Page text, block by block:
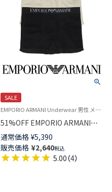
SALE
EMPORIO ARMANI Underwear 男性 メンズ 下着 パンツ ブランド 父の日ギフト 父の日プレゼント 2024
51%OFF EMPORIO ARMANI
SEAMLESS シームレス ボクサ
ーパンツ 前閉じ EUサイズ メン
ズ 男性 プレゼント アンダーウ
ェア 54045281
通常価格 ¥5,390
販売価格 ¥2,640税込
5.00（4）